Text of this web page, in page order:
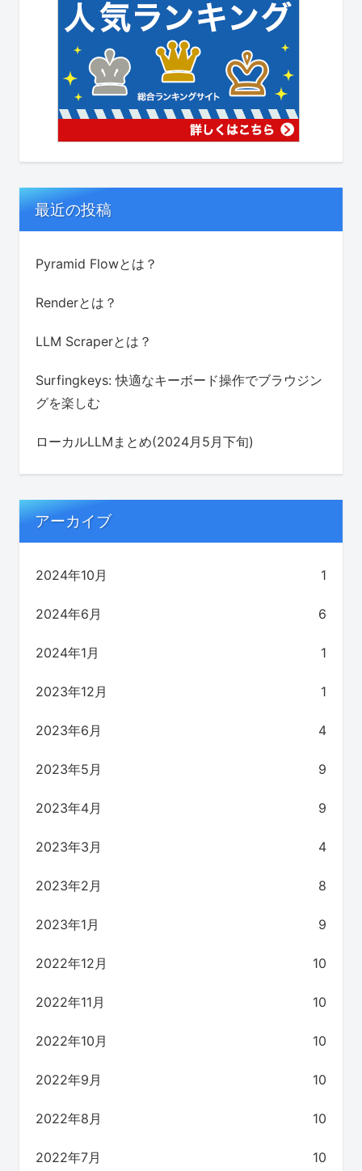
最近の投稿
Pyramid Flowとは？
Renderとは？
LLM Scraperとは？
Surfingkeys: 快適なキーボード操作でブラウジン
グを楽しむ
ローカルLLMまとめ(2024月5月下旬)
アーカイブ
2024年10月 1
2024年6月 6
2024年1月 1
2023年12月 1
2023年6月 4
2023年5月 9
2023年4月 9
2023年3月 4
2023年2月 8
2023年1月 9
2022年12月 10
2022年11月 10
2022年10月 10
2022年9月 10
2022年8月 10
2022年7月 10